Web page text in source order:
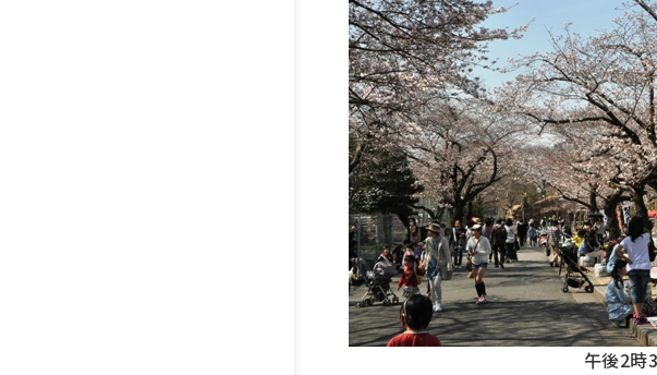
午後2時